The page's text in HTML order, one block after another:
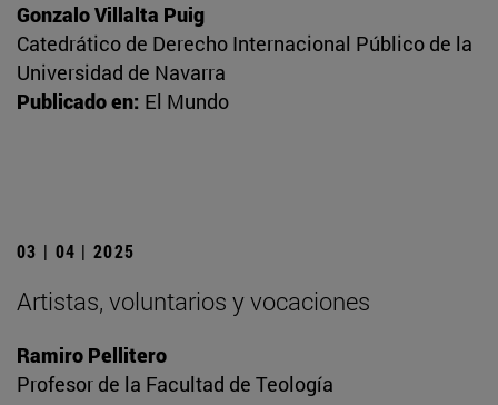
Gonzalo Villalta Puig
Catedrático de Derecho Internacional Público de la
Universidad de Navarra
Publicado en: El Mundo
03 | 04 | 2025
Artistas, voluntarios y vocaciones
Ramiro Pellitero
Profesor de la Facultad de Teología